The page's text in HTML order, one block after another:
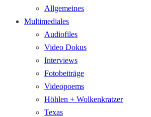
Allgemeines
Multimediales
Audiofiles
Video Dokus
Interviews
Fotobeiträge
Videopoems
Höhlen + Wolkenkratzer
Texas